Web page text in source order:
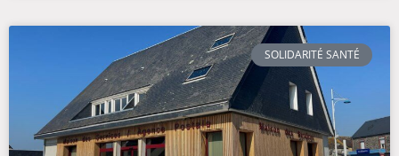
SOLIDARITÉ SANTÉ